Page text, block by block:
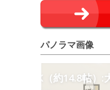
パノラマ画像